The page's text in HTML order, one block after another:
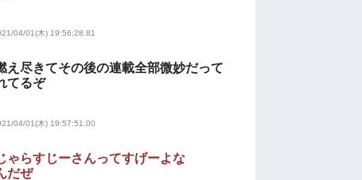
04/01(木) 19:56:28.81
え尽きてその後の連載全部微妙だって
てるぞ
04/01(木) 19:57:51.00
ゃらすじーさんってすげーよな
だぜ